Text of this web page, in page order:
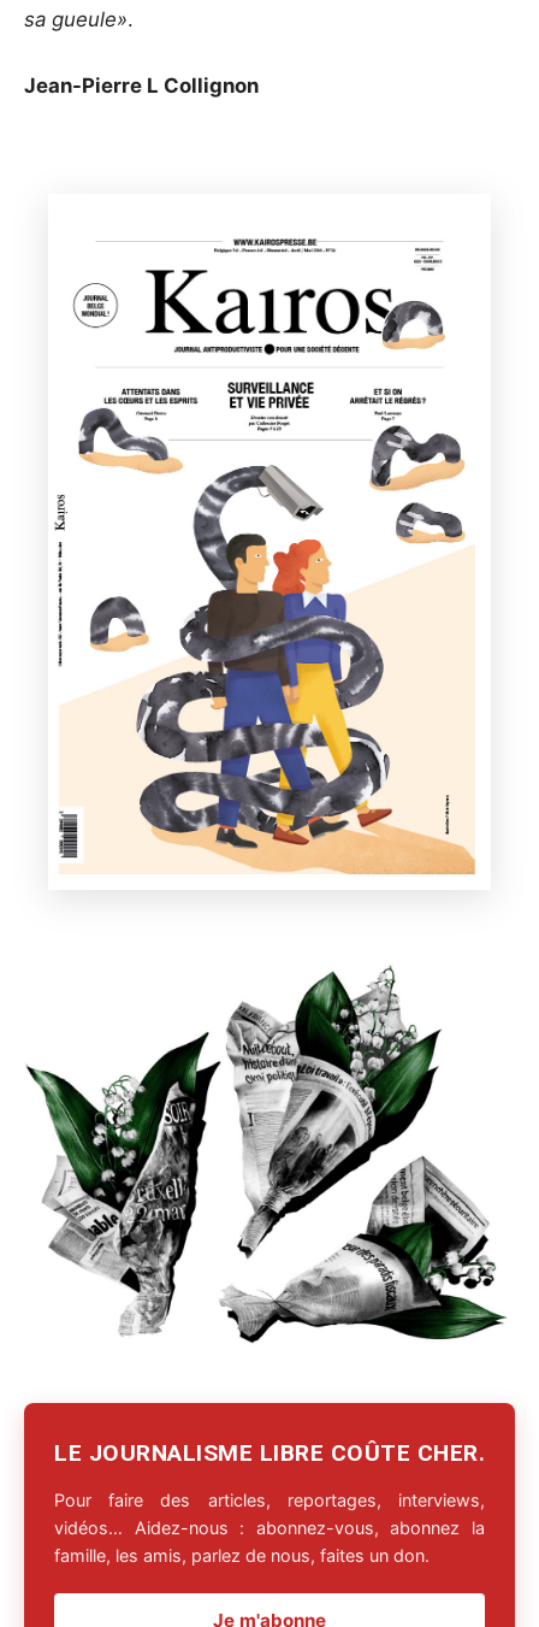
sa gueule».
Jean-Pierre L Collignon
LE JOURNALISME LIBRE COÛTE CHER.
Pour faire des articles, reportages, interviews,
vidéos… Aidez-nous : abonnez-vous, abonnez la
famille, les amis, parlez de nous, faites un don.
Je m'abonne